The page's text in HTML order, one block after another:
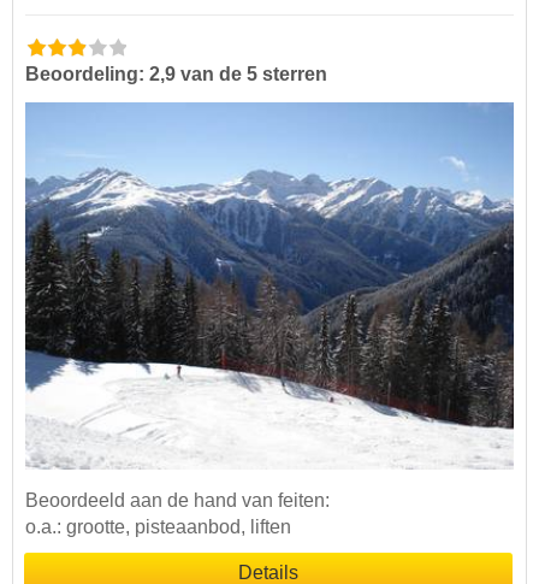
Beoordeling: 2,9 van de 5 sterren
Beoordeeld aan de hand van feiten:
o.a.: grootte, pisteaanbod, liften
Details